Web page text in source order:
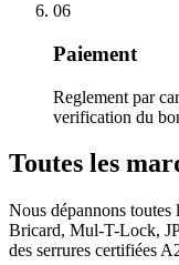
06
Paiement
Reglement par
verification du
Toutes les
Nous dépannons toutes
Bricard, Mul-T-Lock,
des serrures certifiées